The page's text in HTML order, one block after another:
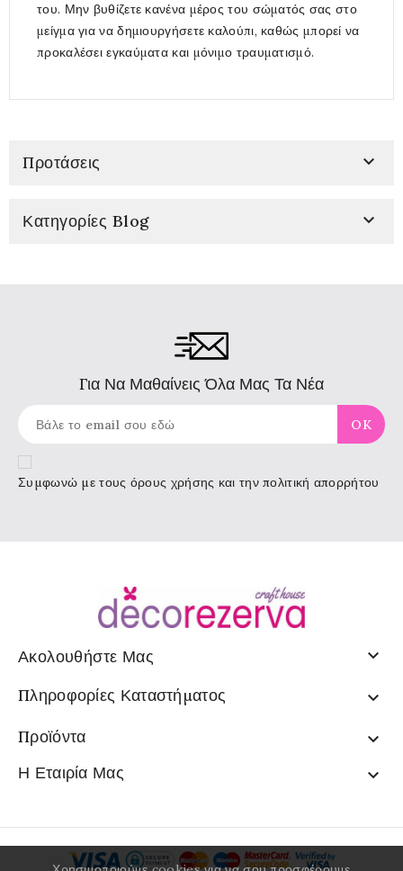
του. Μην βυθίζετε κανένα μέρος του σώματός σας στο
μείγμα για να δημιουργήσετε καλούπι, καθώς μπορεί να
προκαλέσει εγκαύματα και μόνιμο τραυματισμό.
Προτάσεις 
Κατηγορίες Blog 
Για Να Μαθαίνεις Όλα Μας Τα Νέα
Συμφωνώ με τους όρους χρήσης και την πολιτική απορρήτου
Ακολουθήστε Μας 
Πληροφορίες Καταστήματος 
Προϊόντα 
Η Εταιρία Μας 